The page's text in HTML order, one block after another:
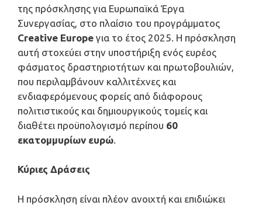
της πρόσκλησης για Ευρωπαϊκά Έργα
Συνεργασίας, στο πλαίσιο του προγράμματος
Creative Europe για το έτος 2025. Η πρόσκληση
αυτή στοχεύει στην υποστήριξη ενός ευρέος
φάσματος δραστηριοτήτων και πρωτοβουλιών,
που περιλαμβάνουν καλλιτέχνες και
ενδιαφερόμενους φορείς από διάφορους
πολιτιστικούς και δημιουργικούς τομείς και
διαθέτει προϋπολογισμό περίπου 60
εκατομμυρίων ευρώ
Κύριες Δράσεις
Η πρόσκληση είναι πλέον ανοιχτή και επιδιώκει